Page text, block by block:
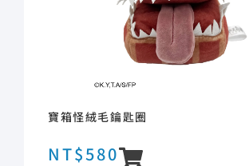
寶箱怪絨毛鑰匙圈
NT$580